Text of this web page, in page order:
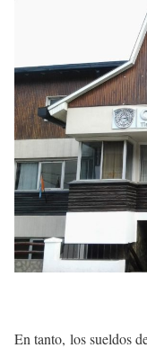
En tanto, los sueldos